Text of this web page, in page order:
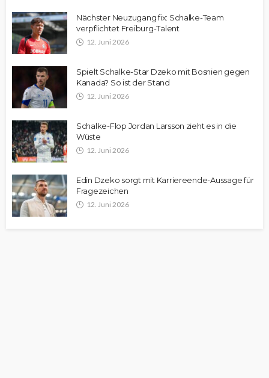
Nächster Neuzugang fix: Schalke-Team
verpflichtet Freiburg-Talent
12. Juni 2026
Spielt Schalke-Star Dzeko mit Bosnien gegen
Kanada? So ist der Stand
12. Juni 2026
Schalke-Flop Jordan Larsson zieht es in die
Wüste
12. Juni 2026
Edin Dzeko sorgt mit Karriereende-Aussage für
Fragezeichen
12. Juni 2026